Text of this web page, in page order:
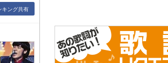
キング共有